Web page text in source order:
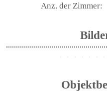
Anz. der Zimmer: